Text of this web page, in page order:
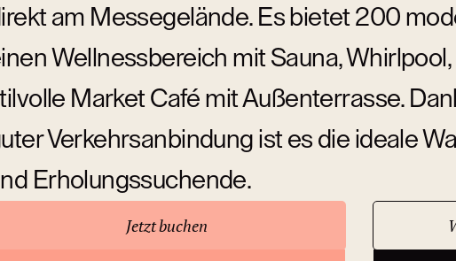
am Messegelände. Es bietet 200
Wellnessbereich mit Sauna,
Market Café mit Außenterrasse.
Verkehrsanbindung ist es die ideale
Erholungssuchende.
Jetzt buchen